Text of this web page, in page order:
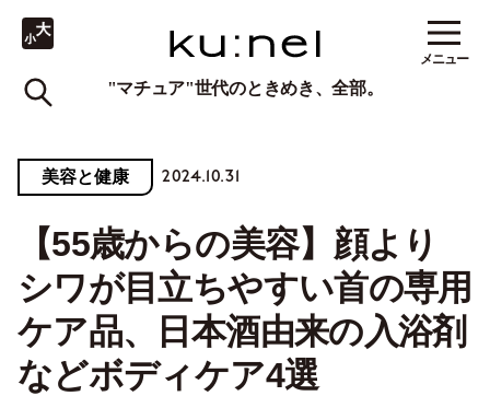
"マチュア"世代のときめき、全部。
メニュー
美容と健康 2024.10.31
【55歳からの美容】顔より
シワが目立ちやすい首の専用
ケア品、日本酒由来の入浴剤
などボディケア4選